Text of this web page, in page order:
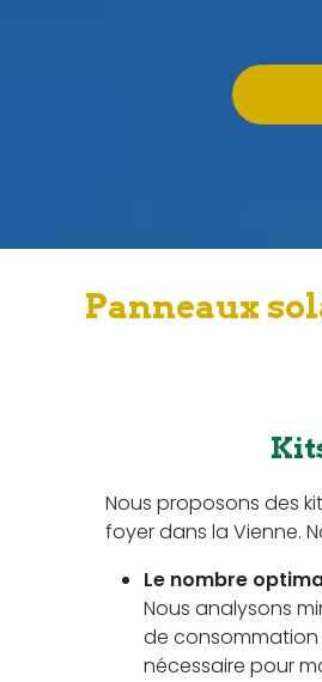
Panneaux
Nous proposons des
foyer dans la Vienne.
Le nombre
Nous analysons
de consommation
nécessaire pour